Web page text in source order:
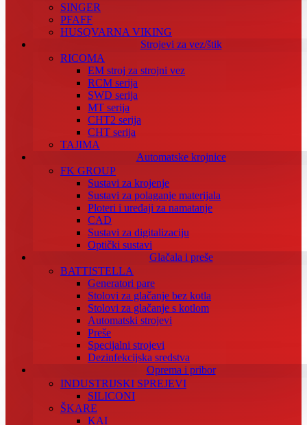
SINGER
PFAFF
HUSQVARNA VIKING
Strojevi za vez/štik
RICOMA
EM stroj za strojni vez
RCM serija
SWD serija
MT serija
CHT2 serija
CHT serija
TAJIMA
Automatske krojnice
FK GROUP
Sustavi za krojenje
Sustavi za polaganje materijala
Ploteri i uređaji za namatanje
CAD
Sustavi za digitalizaciju
Optički sustavi
Glačala i preše
BATTISTELLA
Generatori pare
Stolovi za glačanje bez kotla
Stolovi za glačanje s kotlom
Automatski strojevi
Preše
Specijalni strojevi
Dezinfekcijska sredstva
Oprema i pribor
INDUSTRIJSKI SPREJEVI
SILICONI
ŠKARE
KAI